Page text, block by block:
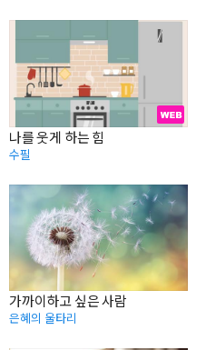
나를 웃게 하는 힘
수필
가까이하고 싶은 사람
은혜의 울타리